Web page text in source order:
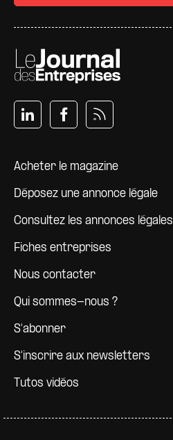
Pied de page
Acheter le magazine
Déposez une annonce légale
Consultez les annonces légales
Fiches entreprises
Nous contacter
Qui sommes-nous ?
S'abonner
S'inscrire aux newsletters
Tutos vidéos